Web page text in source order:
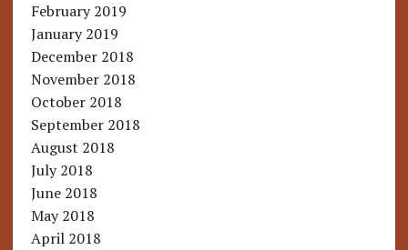
February 2019
January 2019
December 2018
November 2018
October 2018
September 2018
August 2018
July 2018
June 2018
May 2018
April 2018